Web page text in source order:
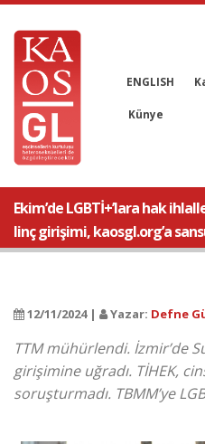
ENGLISH
Künye
Ekim’de LGBTİ+’lara hak
linç girişimi, kaosgl.org’a
12/11/2024 | Yazar: Defne
TTM mühürlendi. İzmir’de
girişimine uğradı. TİHEK,
soruşturmadı. TBMM’ye